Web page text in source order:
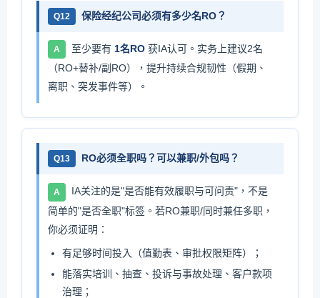
Q12 保险经纪公司必须有多少名RO？
A 至少要有 1名RO 获IA认可。实务上建议2名
（RO+替补/副RO），提升持续合规韧性（假期、
离职、突发事件等）。
Q13 RO必须全职吗？可以兼职/外包吗？
A
IA关注的是"是否能有效履职与可问责"，不是
简单的"是否全职"标签。若RO兼职/同时兼任多职，
你必须证明：
有足够时间投入（值勤表、审批权限矩阵）；
能落实培训、抽查、投诉与事故处理、客户款项
治理；